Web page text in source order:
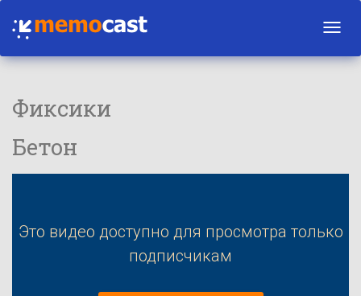
Фиксики
Бетон
Это видео доступно для просмотра только
подписчикам